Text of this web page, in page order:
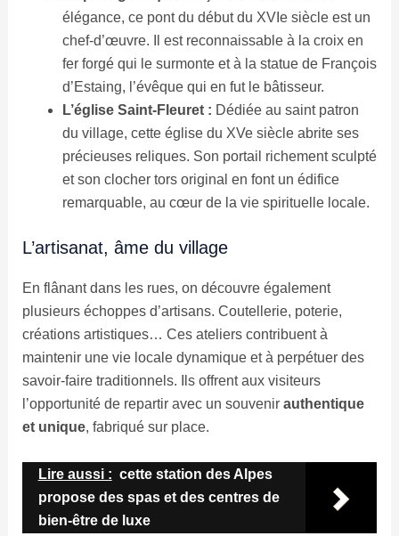
élégance, ce pont du début du XVIe siècle est un
chef-d’œuvre. Il est reconnaissable à la croix en
fer forgé qui le surmonte et à la statue de François
d’Estaing, l’évêque qui en fut le bâtisseur.
L’église Saint-Fleuret : Dédiée au saint patron
du village, cette église du XVe siècle abrite ses
précieuses reliques. Son portail richement sculpté
et son clocher tors original en font un édifice
remarquable, au cœur de la vie spirituelle locale.
L’artisanat, âme du village
En flânant dans les rues, on découvre également
plusieurs échoppes d’artisans. Coutellerie, poterie,
créations artistiques… Ces ateliers contribuent à
maintenir une vie locale dynamique et à perpétuer des
savoir-faire traditionnels. Ils offrent aux visiteurs
l’opportunité de repartir avec un souvenir authentique
et unique, fabriqué sur place.
Lire aussi : cette station des Alpes
propose des spas et des centres de
bien-être de luxe